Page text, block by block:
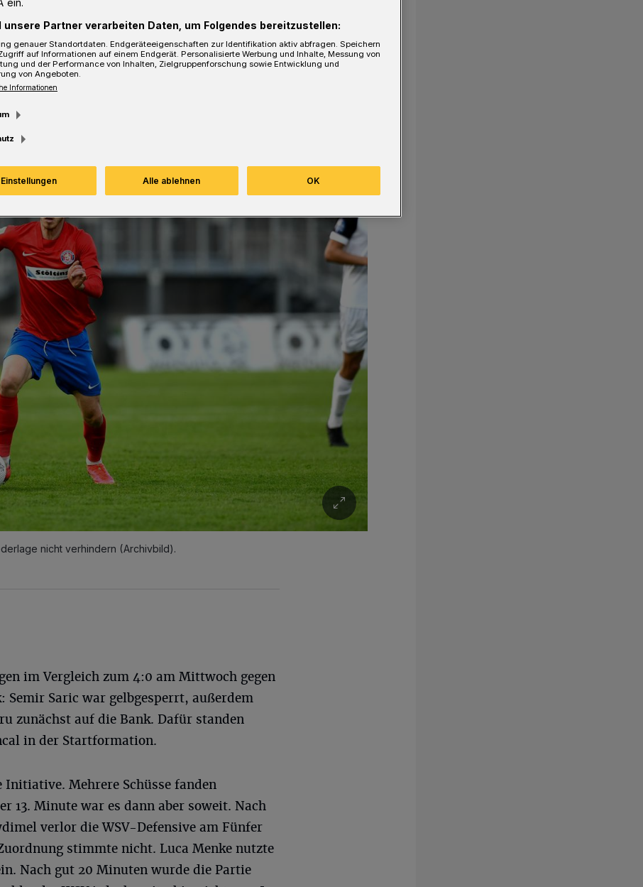
nicht verhindern (Archivbild).
im Vergleich zum 4:0 am Mittwoch gegen
Semir Saric war gelbgesperrt, außerdem
zunächst auf die Bank. Dafür standen
in der Startformation.
Mehrere Schüsse fanden
13. Minute war es dann aber soweit. Nach
verlor die WSV-Defensive am Fünfer
stimmte nicht. Luca Menke nutzte
Nach gut 20 Minuten wurde die Partie
ein.
unsere Partner verarbeiten Daten, um Folgendes bereitzustellen:
genauer Standortdaten. Endgeräteeigenschaften zur Identifikation aktiv abfragen. Speichern
auf Informationen auf einem Endgerät. Personalisierte Werbung und Inhalte, Messung von
und der Performance von Inhalten, Zielgruppenforschung sowie Entwicklung und
von Angeboten.
Informationen
Einstellungen Alle ablehnen OK